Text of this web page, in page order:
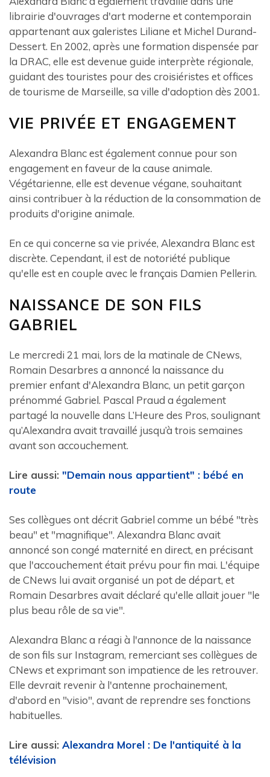
librairie d'ouvrages d'art moderne et contemporain
appartenant aux galeristes Liliane et Michel Durand-
Dessert. En 2002, après une formation dispensée par
la DRAC, elle est devenue guide interprète régionale,
guidant des touristes pour des croisiéristes et offices
de tourisme de Marseille, sa ville d'adoption dès 2001.
VIE PRIVÉE ET ENGAGEMENT
Alexandra Blanc est également connue pour son
engagement en faveur de la cause animale.
Végétarienne, elle est devenue végane, souhaitant
ainsi contribuer à la réduction de la consommation de
produits d'origine animale.
En ce qui concerne sa vie privée, Alexandra Blanc est
discrète. Cependant, il est de notoriété publique
qu'elle est en couple avec le français Damien Pellerin.
NAISSANCE DE SON FILS
GABRIEL
Le mercredi 21 mai, lors de la matinale de CNews,
Romain Desarbres a annoncé la naissance du
premier enfant d'Alexandra Blanc, un petit garçon
prénommé Gabriel. Pascal Praud a également
partagé la nouvelle dans L’Heure des Pros, soulignant
qu’Alexandra avait travaillé jusqu’à trois semaines
avant son accouchement.
Lire aussi: "Demain nous appartient" : bébé en
route
Ses collègues ont décrit Gabriel comme un bébé "très
beau" et "magnifique". Alexandra Blanc avait
annoncé son congé maternité en direct, en précisant
que l'accouchement était prévu pour fin mai. L'équipe
de CNews lui avait organisé un pot de départ, et
Romain Desarbres avait déclaré qu'elle allait jouer "le
plus beau rôle de sa vie".
Alexandra Blanc a réagi à l'annonce de la naissance
de son fils sur Instagram, remerciant ses collègues de
CNews et exprimant son impatience de les retrouver.
Elle devrait revenir à l'antenne prochainement,
d'abord en "visio", avant de reprendre ses fonctions
habituelles.
Lire aussi: Alexandra Morel : De l'antiquité à la
télévision